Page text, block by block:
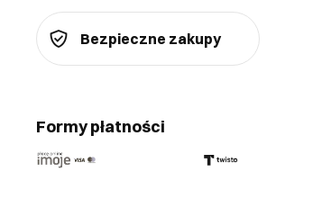
Bezpieczne zakupy
Formy płatności